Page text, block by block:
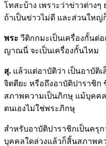
โทสะบ้าง เพราะว่าข่าวต่าง
ถ้าเป็นข่าวไม่ดี และส่วนใหญ่
พระ วีติกกมะเป็นเครื่องกั้น
ญาณนี่ จะเป็นเครื่องกั้นไหม
สุ. แล้วแต่อาบัติว่า เป็นอาบัติ
จิตตียะ หรือถึงอาบัติปาราชิก
สภาพความเป็นภิกษุ แม้บุคค
ตนเองไม่ใช่พระภิกษุ
สำหรับอาบัติปาราชิกเป็นครุ
บุคคลใดล่วงแล้วก็สิ้นสภาพค